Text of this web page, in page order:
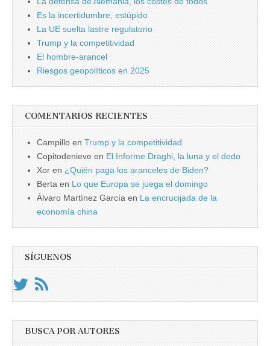
Es la incertidumbre, estúpido
La UE suelta lastre regulatorio
Trump y la competitividad
El hombre-arancel
Riesgos geopolíticos en 2025
COMENTARIOS RECIENTES
Campillo en Trump y la competitividad
Copitodenieve en El Informe Draghi, la luna y el dedo
Xor en ¿Quién paga los aranceles de Biden?
Berta en Lo que Europa se juega el domingo
Álvaro Martínez García en La encrucijada de la
economía china
SÍGUENOS
BUSCA POR AUTORES